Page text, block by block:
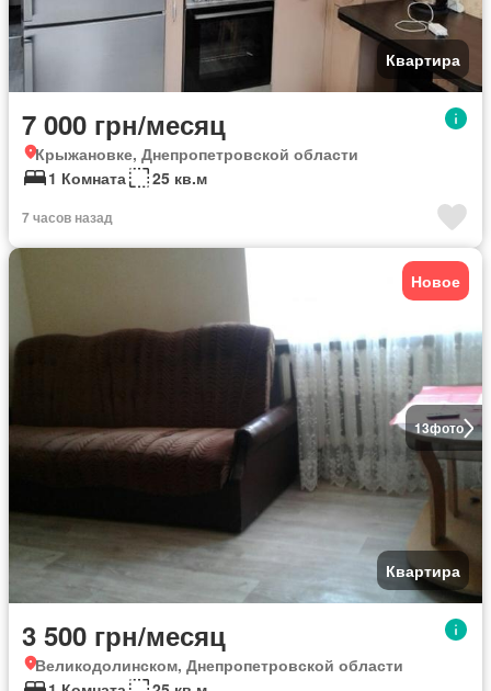
Квартира
7 000 грн/месяц
Крыжановке, Днепропетровской области
1 Комната
25 кв.м
7 часов назад
13фото
Новое
Квартира
3 500 грн/месяц
Великодолинском, Днепропетровской области